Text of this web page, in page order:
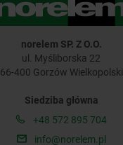
norelem SP. Z O.O.
ul. Myśliborska 22
66-400 Gorzów Wielkopolski
Siedziba główna
+48 572 895 704
info@norelem.pl